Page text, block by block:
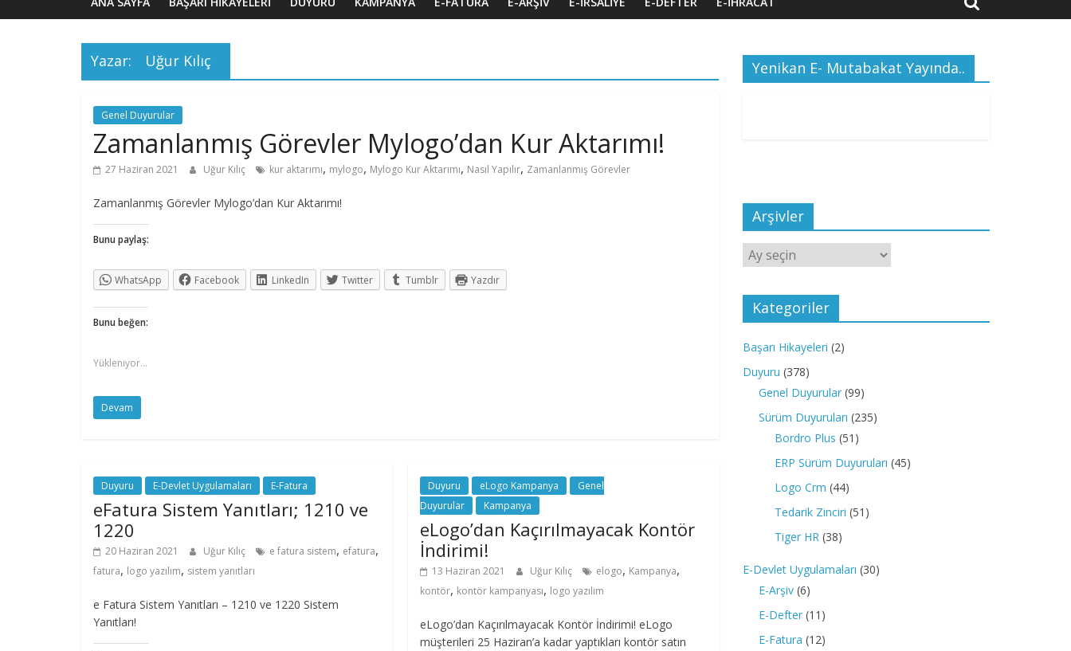
Yazar: Uğur Kılıç
Genel Duyurular
Zamanlanmış Görevler Mylogo’dan Kur Aktarımı!
27 Haziran 2021 Uğur Kılıç kur aktarımı, mylogo, Mylogo Kur Aktarımı, Nasıl Yapılır, Zamanlanmış Görevler
Zamanlanmış Görevler Mylogo’dan Kur Aktarımı!
Bunu paylaş:
WhatsApp Facebook LinkedIn Twitter Tumblr Yazdır
Bunu beğen:
Yükleniyor...
Devam
Duyuru E-Devlet Uygulamaları E-Fatura
eFatura Sistem Yanıtları; 1210 ve
1220
20 Haziran 2021 Uğur Kılıç e fatura sistem, efatura,
fatura, logo yazılım, sistem yanıtları
e Fatura Sistem Yanıtları – 1210 ve 1220 Sistem
Yanıtları!
Duyuru eLogo Kampanya
Genel
Duyurular
Kampanya
eLogo’dan Kaçırılmayacak Kontör
İndirimi!
13 Haziran 2021 Uğur Kılıç elogo, Kampanya,
kontör, kontör kampanyası, logo yazılım
eLogo’dan Kaçırılmayacak Kontör İndirimi! eLogo
müşterileri 25 Haziran’a kadar yaptıkları kontör satın
Yenikan E- Mutabakat Yayında..
Arşivler
Arşivler
Kategoriler
Başarı Hikayeleri (2)
Duyuru (378)
Genel Duyurular (99)
Sürüm Duyuruları (235)
Bordro Plus (51)
ERP Sürüm Duyuruları (45)
Logo Crm (44)
Tedarik Zinciri (51)
Tiger HR (38)
E-Devlet Uygulamaları (30)
E-Arşiv (6)
E-Defter (11)
E-Fatura (12)